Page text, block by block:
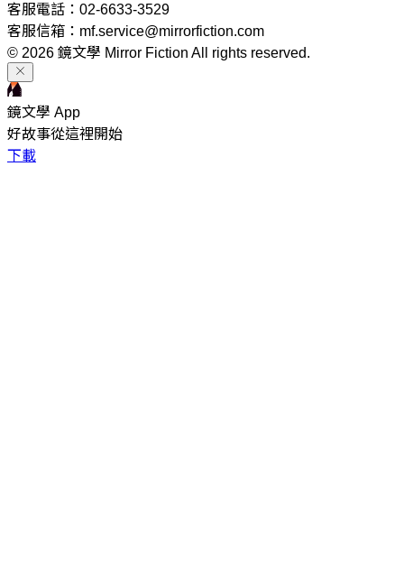
客服電話：02-6633-3529
客服信箱：mf.service@mirrorfiction.com
© 2026 鏡文學 Mirror Fiction All rights reserved.
鏡文學 App
好故事從這裡開始
下載